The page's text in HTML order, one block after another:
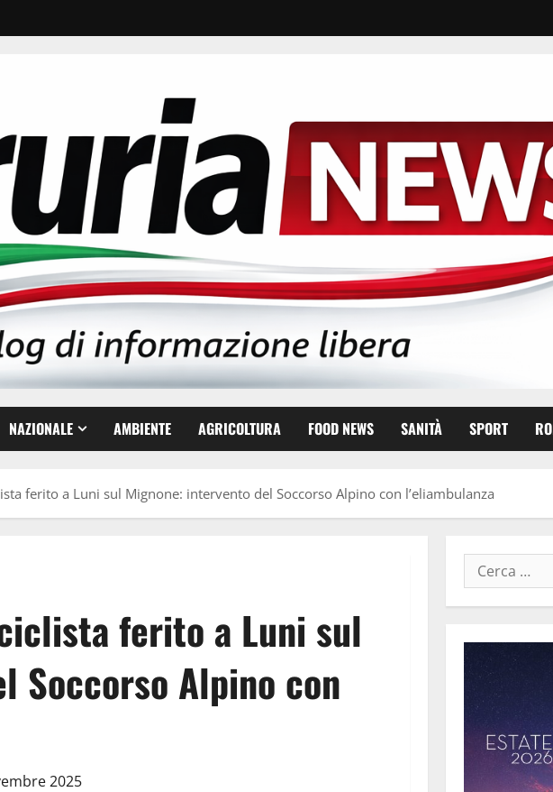
NAZIONALE AMBIENTE AGRICOLTURA FOOD NEWS SANITÀ SPORT
ferito a Luni sul Mignone: intervento del Soccorso Alpino con l’eliambulanza
ferito a Luni sul
Soccorso Alpino con
2025
Ricerca
per: